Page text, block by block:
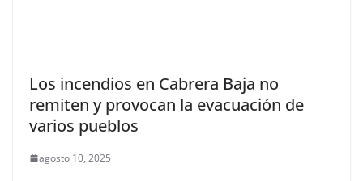
Los incendios en Cabrera Baja no
remiten y provocan la evacuación de
varios pueblos
agosto 10, 2025